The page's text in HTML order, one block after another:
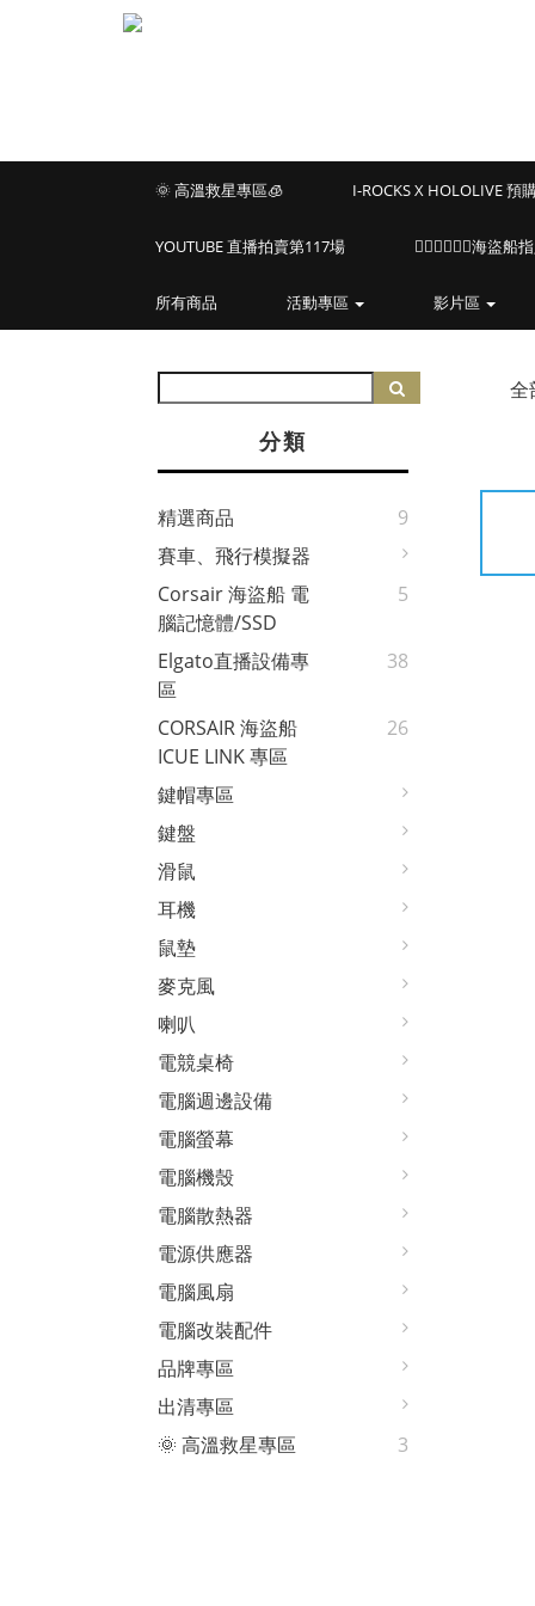
🌞 高溫救星專區🧊 I-ROCKS X HOLOLIVE 預
YOUTUBE 直播拍賣第117場 🏴‍☠️🏴‍☠️🏴‍☠️海盜船
所有商品 活動專區 影片區
分類
精選商品
9
賽車、飛行模擬器
Corsair 海盜船 電
腦記憶體/SSD
5
Elgato直播設備專
區
38
CORSAIR 海盜船
ICUE LINK 專區
26
鍵帽專區
鍵盤
滑鼠
耳機
鼠墊
麥克風
喇叭
電競桌椅
電腦週邊設備
電腦螢幕
電腦機殼
電腦散熱器
電源供應器
電腦風扇
電腦改裝配件
品牌專區
出清專區
🌞 高溫救星專區
3
全